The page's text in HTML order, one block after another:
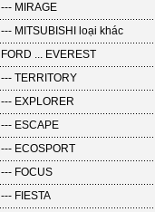
--- MIRAGE
--- MITSUBISHI loại khác
FORD ... EVEREST
--- TERRITORY
--- EXPLORER
--- ESCAPE
--- ECOSPORT
--- FOCUS
--- FIESTA